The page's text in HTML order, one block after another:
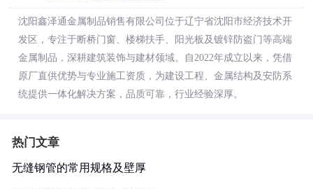
沈阳鑫泽通金属制品销售有限公司位于辽宁省沈阳市经济技术开
发区，专注于断桥门窗、楼梯扶手、阳光板及镀锌防盗门等高端
金属制品，深耕建筑装饰与建材领域。自2022年成立以来，凭借
原厂直供优势与专业施工资质，为建设工程、金属结构及安防系
统提供一体化解决方案，品质可靠，行业经验深厚。
热门文章
无缝钢管的常用规格及壁厚